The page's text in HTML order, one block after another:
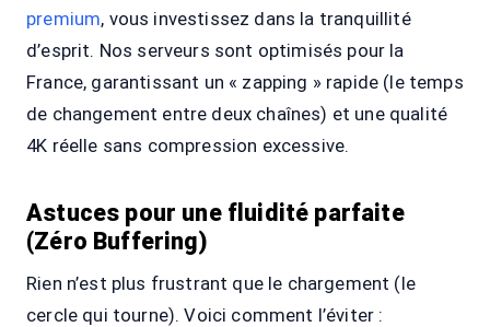
premium, vous investissez dans la tranquillité
d’esprit. Nos serveurs sont optimisés pour la
France, garantissant un « zapping » rapide (le temps
de changement entre deux chaînes) et une qualité
4K réelle sans compression excessive.
Astuces pour une fluidité parfaite
(Zéro Buffering)
Rien n’est plus frustrant que le chargement (le
cercle qui tourne). Voici comment l’éviter :